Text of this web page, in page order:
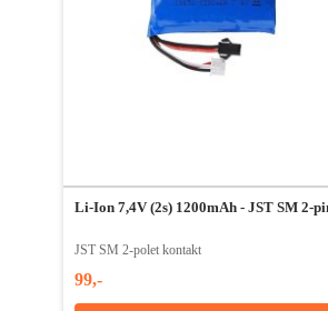
Li-Ion 7,4V (2s) 1200mAh - JST SM 2-
JST SM 2-polet kontakt
99,-